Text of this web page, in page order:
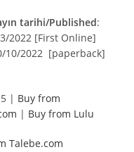
tarihi/Published:
2022 [First Online]
10/2022 [paperback]
| Buy from
| Buy from Lulu
Talebe.com